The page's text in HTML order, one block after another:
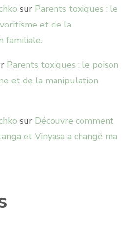
sur Parents toxiques : le
et de la
familiale.
Parents toxiques : le poison
et de la manipulation
sur Découvre comment
et Vinyasa a changé ma